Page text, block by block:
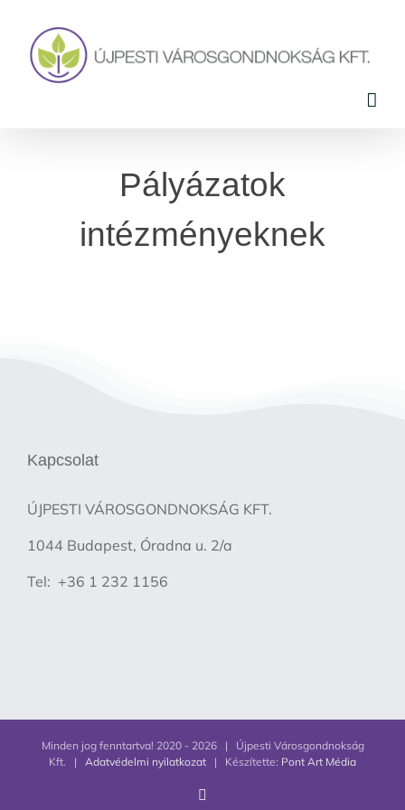
content
Pályázatok
intézményeknek
Kapcsolat
ÚJPESTI VÁROSGONDNOKSÁG KFT.
1044 Budapest, Óradna u. 2/a
Tel: +36 1 232 1156
Minden jog fenntartva! 2020 - 2026 | Újpesti Városgondnokság
Kft. | Adatvédelmi nyilatkozat | Készítette: Pont Art Média